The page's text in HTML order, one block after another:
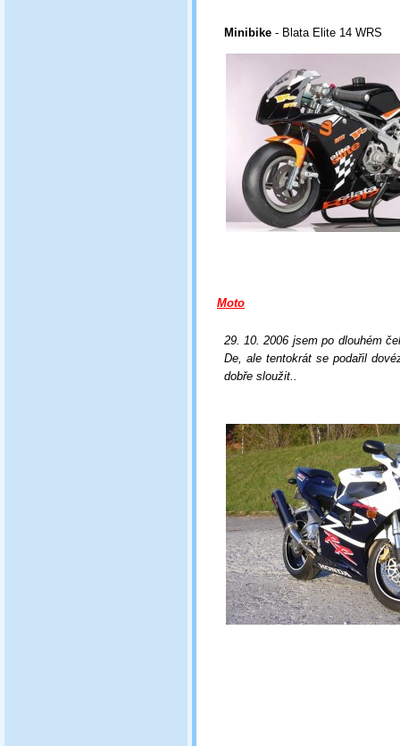
Minibike - Blata Elite 14 WRS
Moto
29. 10. 2006 jsem po dlouhém
De, ale tentokrát se podařil
dobře sloužit..